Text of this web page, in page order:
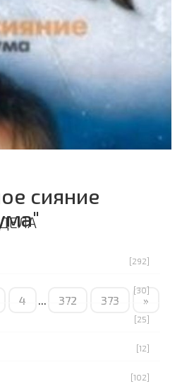
сияние
4 ... 372 373 »
[292]
[30]
[25]
[12]
[102]